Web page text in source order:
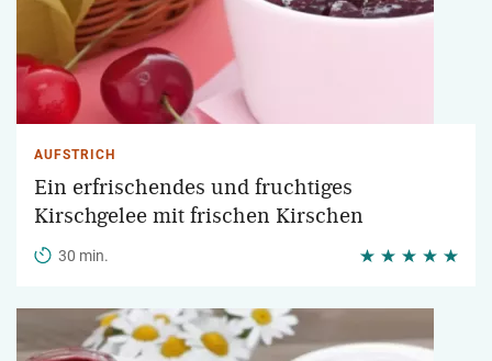
AUFSTRICH
Ein erfrischendes und fruchtiges
Kirschgelee mit frischen Kirschen
30 min.